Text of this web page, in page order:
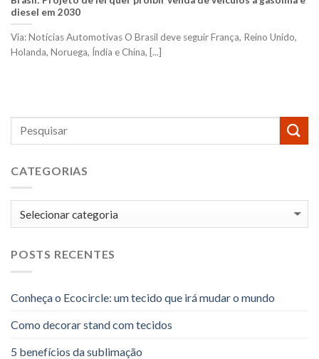
CATEGORIAS
Categorias
POSTS RECENTES
Conheça o Ecocircle: um tecido que irá mudar o mundo
Como decorar stand com tecidos
5 benefícios da sublimação
diesel em 2030
Via: Notícias Automotivas O Brasil deve seguir França, Reino Unido,
Holanda, Noruega, Índia e China, [...]